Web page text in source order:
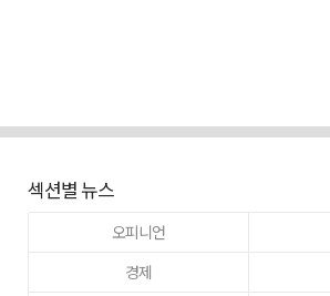
섹션별 뉴스
오피니언
경제